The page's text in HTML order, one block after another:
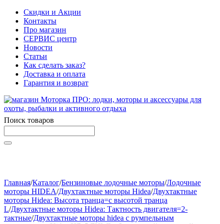
Скидки и Акции
Контакты
Про магазин
СЕРВИС центр
Новости
Статьи
Как сделать заказ?
Доставка и оплата
Гарантия и возврат
Поиск товаров
Главная/Каталог/Бензиновые лодочные моторы/Лодочные
моторы HIDEA/Двухтактные моторы Hidea/Двухтактные
моторы Hidea: Высота транца=с высотой транца
L/Двухтактные моторы Hidea: Тактность двигателя=2-
тактные/Двухтактные моторы hidea с румпельным